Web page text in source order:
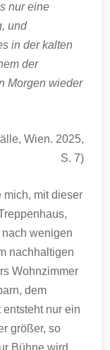
nur eine
und
in der kalten
der
Morgen wieder
Wien. 2025,
S. 7)
mich, mit dieser
wenigen
nachhaltigen
Wohnzimmer
dem
nur ein
größer, so